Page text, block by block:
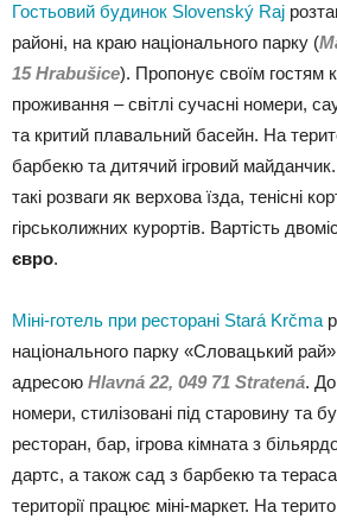
Гостьовий будинок Slovenský Raj
районі, на краю національного парку (
15 Hrabušice). Пропонує своїм гостям
проживання – світлі сучасні номери,
та критий плавальний басейн. На
барбекю та дитячий ігровий
такі розваги як верхова їзда, тенісні
гірськолижних курортів. Вартість
євро.
Міні-готель при ресторані Stará Krčma
національного парку «Словацький рай»
адресою Hlavná 22, 049 71 Stratená.
номери, стилізовані під старовину та
ресторан, бар, ігрова кімната з
дартс, а також сад з барбекю та
території працює міні-маркет. На